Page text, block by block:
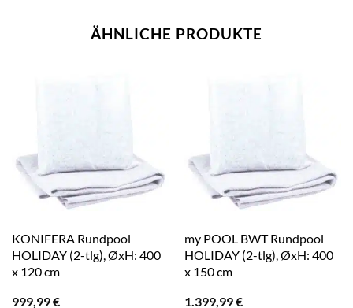
ÄHNLICHE PRODUKTE
KONIFERA Rundpool
HOLIDAY (2-tlg), ØxH: 400
x 120 cm
999,99€
my POOL BWT Rundpool
HOLIDAY (2-tlg), ØxH: 400
x 150 cm
1.399,99€